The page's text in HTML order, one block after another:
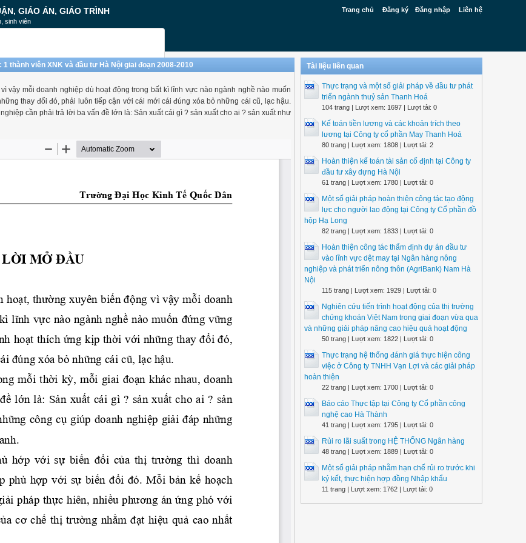
Trang chủ Đăng ký Đăng nhập Liên hệ
GIÁO ÁN, GIÁO TRÌNH
sinh viên
thành viên XNK và đầu tư Hà Nội giai đoạn 2008-2010
vậy mỗi doanh nghiệp dù hoạt động trong bất kì lĩnh vực nào ngành nghề nào muốn
thay đổi đó, phải luôn tiếp cận với cái mới cái đúng xóa bỏ những cái cũ, lạc hậu.
cần phải trả lời ba vấn đề lớn là: Sản xuất cái gì ? sản xuất cho ai ? sản xuất như
Tài liệu liên quan
Thực trạng và một số giải pháp về đầu tư phát
triển ngành thuỷ sản Thanh Hoá
104 trang | Lượt xem: 1697 | Lượt tải: 0
Kế toán tiền lương và các khoản trích theo
lương tại Công ty cổ phần May Thanh Hoá
80 trang | Lượt xem: 1808 | Lượt tải: 2
Hoàn thiện kế toán tài sản cố định tại Công ty
đầu tư xây dựng Hà Nội
61 trang | Lượt xem: 1780 | Lượt tải: 0
Một số giải pháp hoàn thiện công tác tạo động
lực cho người lao động tại Công ty Cổ phần đồ
hộp Hạ Long
82 trang | Lượt xem: 1833 | Lượt tải: 0
Hoàn thiện công tác thẩm định dự án đầu tư
vào lĩnh vực dệt may tại Ngân hàng nông
nghiệp và phát triển nông thôn (AgriBank) Nam Hà
Nội
115 trang | Lượt xem: 1929 | Lượt tải: 0
Nghiên cứu tiến trình hoạt động của thị trường
chứng khoán Việt Nam trong giai đoạn vừa qua
và những giải pháp nâng cao hiệu quả hoạt động
50 trang | Lượt xem: 1822 | Lượt tải: 0
Thực trạng hệ thống đánh giá thực hiện công
việc ở Công ty TNHH Vạn Lợi và các giải pháp
hoàn thiện
22 trang | Lượt xem: 1700 | Lượt tải: 0
Báo cáo Thực tập tại Công ty Cổ phần công
nghệ cao Hà Thành
41 trang | Lượt xem: 1795 | Lượt tải: 0
Rủi ro lãi suất trong HỆ THỐNG Ngân hàng
48 trang | Lượt xem: 1889 | Lượt tải: 0
Một số giải pháp nhằm hạn chế rủi ro trước khi
ký kết, thực hiện hợp đồng Nhập khẩu
11 trang | Lượt xem: 1762 | Lượt tải: 0